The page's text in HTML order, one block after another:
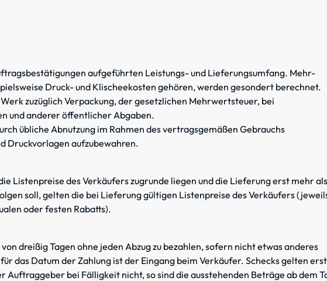
aufgeführten Leistungs- und Lieferungsumfang. Mehr-
Druck- und Klischeekosten gehören, werden gesondert berechnet.
zuzüglich Verpackung, der gesetzlichen Mehrwertsteuer, bei
und anderer öffentlicher Abgaben.
übliche Abnutzung im Rahmen des vertragsgemäßen Gebrauchs
Druckvorlagen aufzubewahren.
Listenpreise des Verkäufers zugrunde liegen und die Lieferung erst mehr als
soll, gelten die bei Lieferung gültigen Listenpreise des Verkäufers
oder festen Rabatts).
dreißig Tagen ohne jeden Abzug zu bezahlen, sofern nicht etwas anderes
das Datum der Zahlung ist der Eingang beim Verkäufer. Schecks gelten erst
Auftraggeber bei Fälligkeit nicht, so sind die ausstehenden Beträge ab dem